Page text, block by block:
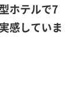
ホテルで7
感していま